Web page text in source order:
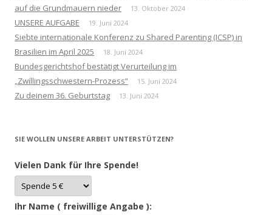
auf die Grundmauern nieder
13. Oktober 2024
UNSERE AUFGABE 19. Juni 2024
Siebte internationale Konferenz zu Shared Parenting (ICSP) in
Brasilien im April 2025
18. Juni 2024
Bundesgerichtshof bestätigt Verurteilung im
„Zwillingsschwestern-Prozess“
15. Juni 2024
Zu deinem 36. Geburtstag 13. Juni 2024
SIE WOLLEN UNSERE ARBEIT UNTERSTÜTZEN?
Vielen Dank für Ihre Spende!
Ihr Name ( freiwillige Angabe ):